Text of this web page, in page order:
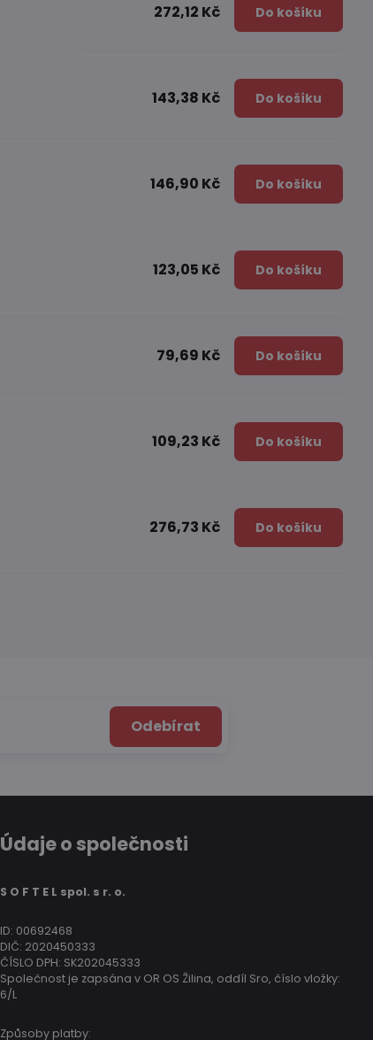
272,12 Kč Do košíku
143,38 Kč Do košíku
146,90 Kč Do košíku
123,05 Kč Do košíku
79,69 Kč Do košíku
109,23 Kč Do košíku
276,73 Kč Do košíku
Odebírat
Údaje o společnosti
S O F T E L spol. s r. o.
ID: 00692468
DIČ: 2020450333
ČÍSLO DPH: SK202045333
Společnost je zapsána v OR OS Žilina, oddíl Sro, číslo vložky:
6/L
Způsoby platby: